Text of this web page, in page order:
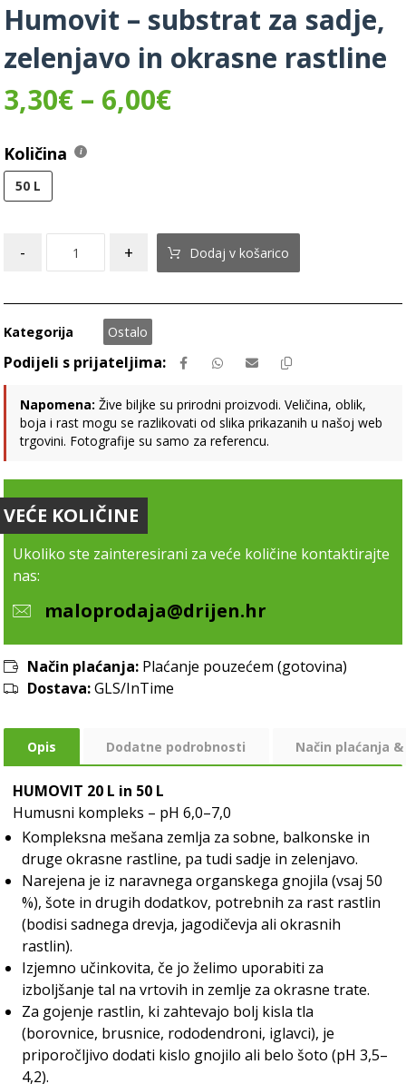
Humovit – substrat za sadje,
zelenjavo in okrasne rastline
3,30€ – 6,00€
Količina
50 L
- + Dodaj v košarico
Kategorija Ostalo
Napomena: Žive biljke su prirodni proizvodi. Veličina, oblik,
boja i rast mogu se razlikovati od slika prikazanih u našoj web
trgovini. Fotografije su samo za referencu.
VEĆE KOLIČINE
Ukoliko ste zainteresirani za veće količine kontaktirajte
nas:
maloprodaja@drijen.hr
Način plaćanja: Plaćanje pouzećem (gotovina)
Dostava:GLS/InTime
Opis Dodatne podrobnosti Način plaćanja
HUMOVIT 20 L in 50 L
Humusni kompleks – pH 6,0–7,0
Kompleksna mešana zemlja za sobne, balkonske in
druge okrasne rastline, pa tudi sadje in zelenjavo.
Narejena je iz naravnega organskega gnojila (vsaj 50
%), šote in drugih dodatkov, potrebnih za rast rastlin
(bodisi sadnega drevja, jagodičevja ali okrasnih
rastlin).
Izjemno učinkovita, če jo želimo uporabiti za
izboljšanje tal na vrtovih in zemlje za okrasne trate.
Za gojenje rastlin, ki zahtevajo bolj kisla tla
(borovnice, brusnice, rododendroni, iglavci), je
priporočljivo dodati kislo gnojilo ali belo šoto (pH 3,5–
4,2).